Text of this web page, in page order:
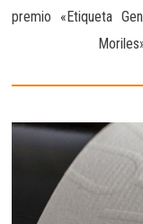
premio «Etiqueta